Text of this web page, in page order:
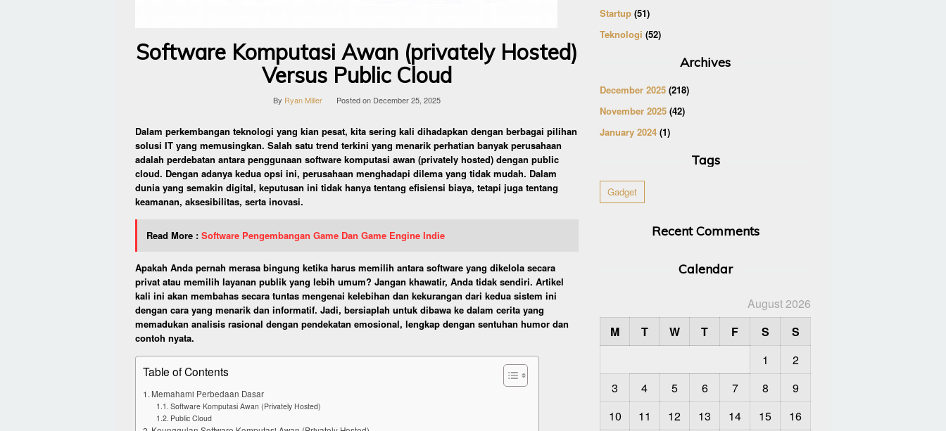
Software Komputasi Awan (privately Hosted)
Versus Public Cloud
By Ryan Miller Posted on December 25, 2025
Dalam perkembangan teknologi yang kian pesat, kita sering kali dihadapkan dengan berbagai pilihan
solusi IT yang memusingkan. Salah satu trend terkini yang menarik perhatian banyak perusahaan
adalah perdebatan antara penggunaan software komputasi awan (privately hosted) dengan public
cloud. Dengan adanya kedua opsi ini, perusahaan menghadapi dilema yang tidak mudah. Dalam
dunia yang semakin digital, keputusan ini tidak hanya tentang efisiensi biaya, tetapi juga tentang
keamanan, aksesibilitas, serta inovasi.
Read More : Software Pengembangan Game Dan Game Engine Indie
Apakah Anda pernah merasa bingung ketika harus memilih antara software yang dikelola secara
privat atau memilih layanan publik yang lebih umum? Jangan khawatir, Anda tidak sendiri. Artikel
kali ini akan membahas secara tuntas mengenai kelebihan dan kekurangan dari kedua sistem ini
dengan cara yang menarik dan informatif. Jadi, bersiaplah untuk dibawa ke dalam cerita yang
memadukan analisis rasional dengan pendekatan emosional, lengkap dengan sentuhan humor dan
contoh nyata.
Table of Contents
Memahami Perbedaan Dasar
Software Komputasi Awan (Privately Hosted)
Public Cloud
Startup (51)
Teknologi (52)
Archives
December 2025 (218)
November 2025 (42)
January 2024 (1)
Tags
Gadget
Recent Comments
Calendar
August 2026
M
T W T F S
S
1
2
3
4 5 6 7 8
9
10
11 12 13 14 15
16